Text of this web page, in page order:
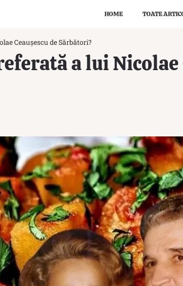
HOME TOATE
Ceaușescu de Sărbători?
a lui Nicolae